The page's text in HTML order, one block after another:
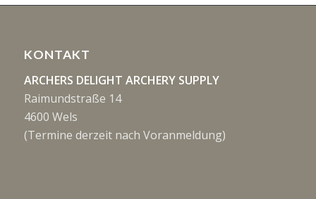
KONTAKT
ARCHERS DELIGHT ARCHERY SUPPLY
Raimundstraße 14
4600 Wels
(Termine derzeit nach Voranmeldung)